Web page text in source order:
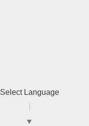
Select Language
▼